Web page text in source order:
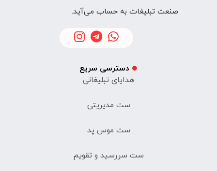
صنعت تبلیغات به حساب می‌آید.
دسترسی سریع
هدایای تبلیغاتی
ست مدیریتی
ست موس پد
ست سررسید و تقویم